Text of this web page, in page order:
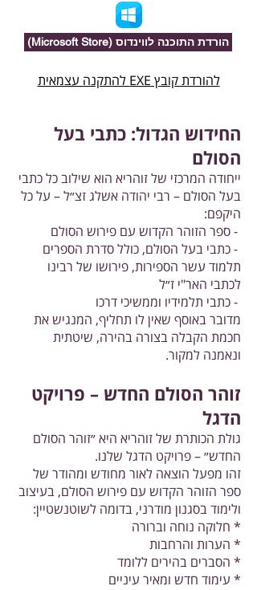
(Microsoft Store) הורדת התוכנה לווינדוס
להורדת קובץ EXE להתקנה עצמאית
החידוש הגדול: כתבי בעל
הסולם
ייחודה המרכזי של זוהריא הוא שילוב כל כתבי
בעל הסולם – רבי יהודה אשלג זצ״ל – על כל
היקפם:
- ספר הזוהר הקדוש עם פירוש הסולם
- כתבי בעל הסולם, כולל סדרת הספרים
תלמוד עשר הספירות, פירושו של רבינו
לכתבי האר"י ז״ל
- כתבי תלמידיו וממשיכי דרכו
מדובר באוסף שאין לו תחליף, המנגיש את
חכמת הקבלה בצורה בהירה, שיטתית
ונאמנה למקור.
זוהר הסולם החדש – פרויקט
הדגל
גולת הכותרת של זוהריא היא ״זוהר הסולם
החדש״ – פרויקט הדגל שלנו.
זהו מפעל הוצאה לאור מחודש ומהודר של
ספר הזוהר הקדוש עם פירוש הסולם, בעיצוב
ולימוד בסגנון מודרני, בדומה לשוטנשטיין:
* חלוקה נוחה וברורה
* הערות והרחבות
* הסברים בהירים ללומד
* עימוד חדש ומאיר עיניים